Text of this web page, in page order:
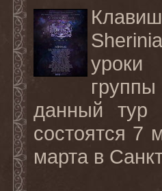
уроки
данный тур
состоятся 7
марта в